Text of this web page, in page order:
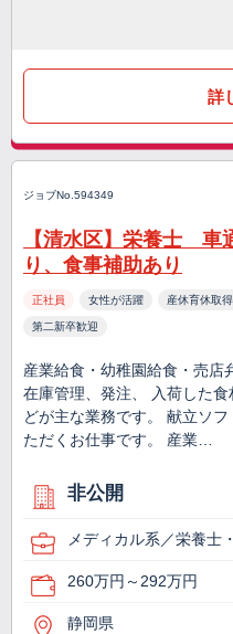
詳
ジョブNo.594349
【清水区】栄養士
り、食事補助あり
正社員 女性が活躍 産休育休取
第二新卒歓迎
産業給食・幼稚園給食・売店
在庫管理、発注、 入荷した
どが主な業務です。 献立ソ
ただくお仕事です。 産業…
非公開
メディカル系／栄養士
260万円～292万円
静岡県